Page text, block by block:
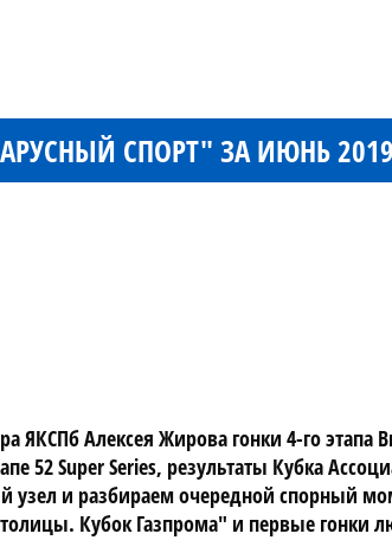
СПОРТ" ЗА ИЮНЬ 2019
ЯКСПб Алексея Жирова гонки 4-го
52 Super Series, результаты Кубка
узел и разбираем очередной
Кубок Газпрома" и первые гонки